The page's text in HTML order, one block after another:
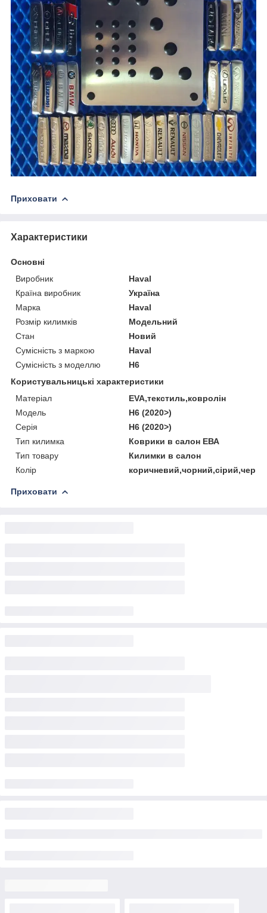
Приховати
Характеристики
Основні
Виробник
Haval
Країна виробник
Україна
Марка
Haval
Розмір килимків
Модельний
Стан
Новий
Сумісність з маркою
Haval
Сумісність з моделлю
H6
Користувальницькі характеристики
Матеріал
EVA,текстиль,ковролін
Мoдель
H6 (2020>)
Серія
H6 (2020>)
Тип килимка
Коврики в салон ЕВА
Тип товару
Килимки в салон
Колір
Приховати